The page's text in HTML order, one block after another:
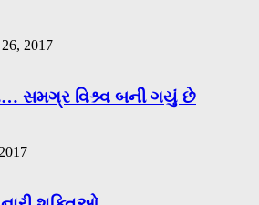
2017
સમગ્ર વિશ્ર્વ બની ગયું છે